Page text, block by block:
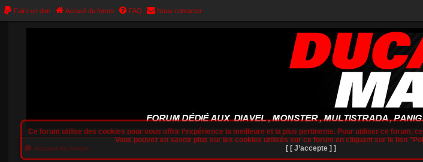
Faire un don Accueil du forum FAQ Nous contacter
Accueil du forum
Ce forum utilise des cookies pour vous offrir l‘expérience la meilleure et la plus pertinente. Pour utiliser ce forum,
Vous pouvez en savoir plus sur les cookies utilisés sur ce forum en cliquant sur le lien
[ [ J’accepte ] ]